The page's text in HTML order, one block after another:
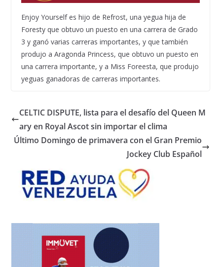
Enjoy Yourself es hijo de Refrost, una yegua hija de
Foresty que obtuvo un puesto en una carrera de Grado
3 y ganó varias carreras importantes, y que también
produjo a Aragonda Princess, que obtuvo un puesto en
una carrera importante, y a Miss Foreesta, que produjo
yeguas ganadoras de carreras importantes.
CELTIC DISPUTE, lista para el desafío del Queen M
ary en Royal Ascot sin importar el clima
Último Domingo de primavera con el Gran Premio
Jockey Club Español